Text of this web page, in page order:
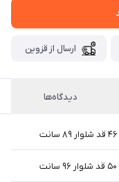
ارسال از قزوین
دیدگاه‌ها